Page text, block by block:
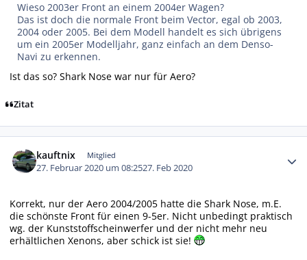
Wieso 2003er Front an einem 2004er Wagen?
Das ist doch die normale Front beim Vector, egal ob 2003,
2004 oder 2005. Bei dem Modell handelt es sich übrigens
um ein 2005er Modelljahr, ganz einfach an dem Denso-
Navi zu erkennen.
Ist das so? Shark Nose war nur für Aero?
Zitat
kauftnix Mitglied
27. Februar 2020 um 08:2527. Feb 2020
Korrekt, nur der Aero 2004/2005 hatte die Shark Nose, m.E.
die schönste Front für einen 9-5er. Nicht unbedingt praktisch
wg. der Kunststoffscheinwerfer und der nicht mehr neu
erhältlichen Xenons, aber schick ist sie!